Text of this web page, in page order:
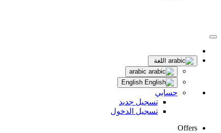
اللغة
حسابي
تسجيل جديد
تسجيل الدخول
Offers